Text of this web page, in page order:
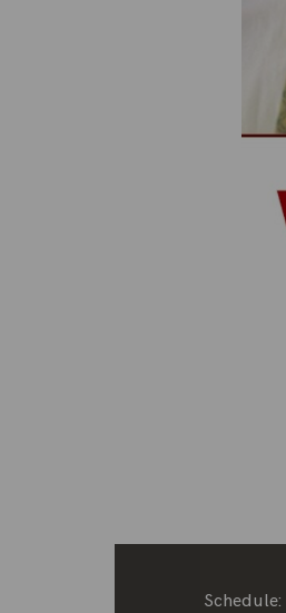
Schedule: